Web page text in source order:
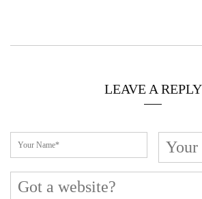
LEAVE A REPLY